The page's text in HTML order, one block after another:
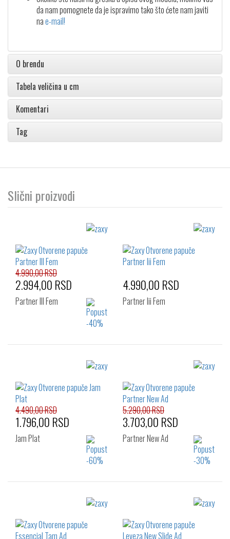
da nam pomognete da je ispravimo tako što ćete nam javiti
nae-mail!
O brendu
Tabela veličina u cm
Komentari
Tag
Slični proizvodi
Izaberi željeni broj:
35.5
38
39
4.990,00 RSD
2.994,00 RSD
Partner III Fem
Izaberi željeni broj:
4.990,00 RSD
Partner Iii Fem
Izaberi željeni broj:
39
40 41.5
4.490,00 RSD
1.796,00 RSD
Jam Plat
Izaberi željeni broj:
39
40 41.5
5.290,00 RSD
3.703,00 RSD
Partner New Ad